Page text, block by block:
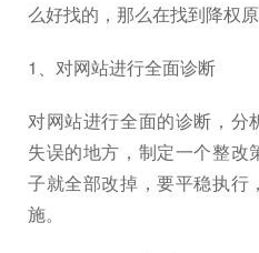
么好找的，那么在找到降权
1、对网站进行全面诊断
对网站进行全面的诊断，分
失误的地方，制定一个整
子就全部改掉，要平稳执行
施。